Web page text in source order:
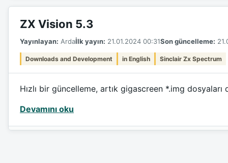
ZX Vision 5.3
Yayınlayan: Ardaİlk yayın: 21.01.2024 00:31Son güncelleme:
Downloads and Development in English Sinclair Zx Spectrum
Hızlı bir güncelleme, artık gigascreen *.img
Devamını oku